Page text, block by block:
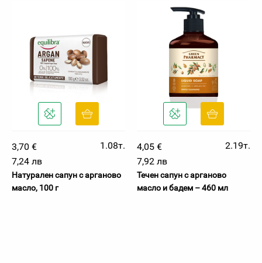
3,70 €
1.08т.
7,24 лв
Натурален сапун с арганово
масло, 100 г
4,05 €
2.19т.
7,92 лв
Течен сапун с арганово
масло и бадем – 460 мл